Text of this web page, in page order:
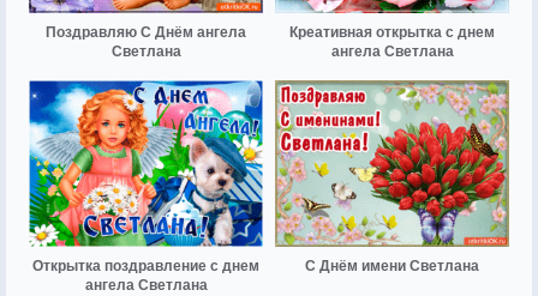
Поздравляю С Днём ангела
Светлана
Креативная открытка с днем
ангела Светлана
Открытка поздравление с днем
ангела Светлана
С Днём имени Светлана